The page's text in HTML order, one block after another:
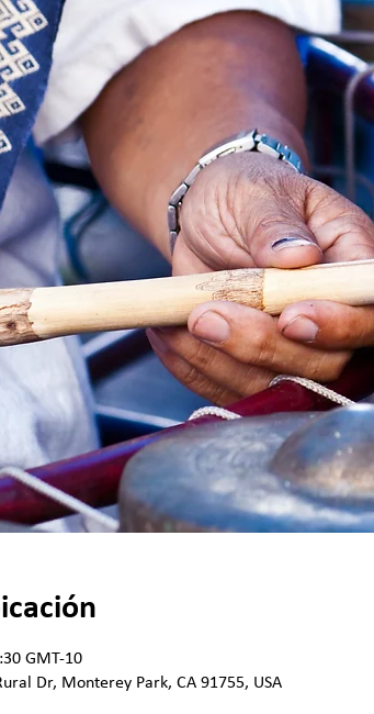
GMT-10
Dr, Monterey Park, CA 91755, USA